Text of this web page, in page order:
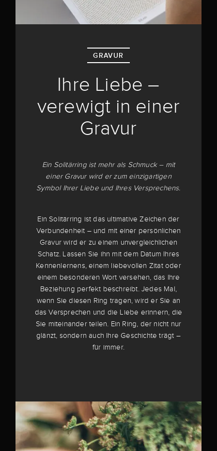
GRAVUR
Ihre Liebe –
verewigt in einer
Gravur
Ein Solitärring ist mehr als Schmuck – mit
einer Gravur wird er zum einzigartigen
Symbol Ihrer Liebe und Ihres Versprechens.
Ein Solitärring ist das ultimative Zeichen der
Verbundenheit – und mit einer persönlichen
Gravur wird er zu einem unvergleichlichen
Schatz. Lassen Sie ihn mit dem Datum Ihres
Kennenlernens, einem liebevollen Zitat oder
einem besonderen Wort versehen, das Ihre
Beziehung perfekt beschreibt. Jedes Mal,
wenn Sie diesen Ring tragen, wird er Sie an
das Versprechen und die Liebe erinnern, die
Sie miteinander teilen. Ein Ring, der nicht nur
glänzt, sondern auch Ihre Geschichte trägt –
für immer.